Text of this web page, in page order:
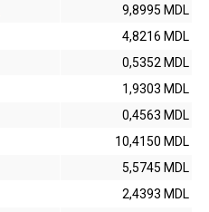
9,8995 MDL
4,8216 MDL
0,5352 MDL
1,9303 MDL
0,4563 MDL
10,4150 MDL
5,5745 MDL
2,4393 MDL